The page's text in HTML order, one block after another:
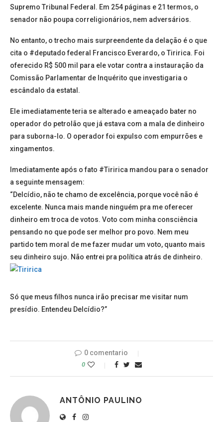
Supremo Tribunal Federal. Em 254 páginas e 21 termos, o
senador não poupa correligionários, nem adversários.
No entanto, o trecho mais surpreendente da delação é o que
cita o #deputado federal Francisco Everardo, o Tiririca. Foi
oferecido R$ 500 mil para ele votar contra a instauração da
Comissão Parlamentar de Inquérito que investigaria o
escândalo da estatal.
Ele imediatamente teria se alterado e ameaçado bater no
operador do petrolão que já estava com a mala de dinheiro
para suborna-lo. O operador foi expulso com empurrões e
xingamentos.
Imediatamente após o fato #Tiririca mandou para o senador
a seguinte mensagem:
“Delcídio, não te chamo de excelência, porque você não é
excelente. Nunca mais mande ninguém pra me oferecer
dinheiro em troca de votos. Voto com minha consciência
pensando no que pode ser melhor pro povo. Nem meu
partido tem moral de me fazer mudar um voto, quanto mais
seu dinheiro sujo. Não entrei pra política atrás de dinheiro.
Só que meus filhos nunca irão precisar me visitar num
presídio. Entendeu Delcídio?”
0 comentario
0
ANTÔNIO PAULINO